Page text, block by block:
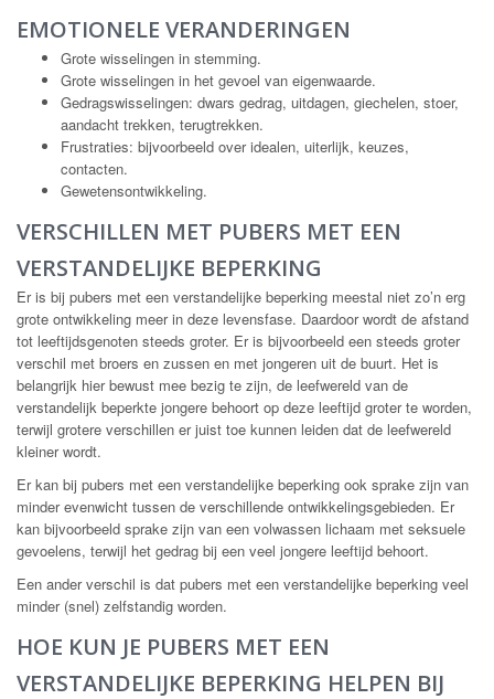
EMOTIONELE VERANDERINGEN
Grote wisselingen in stemming.
Grote wisselingen in het gevoel van eigenwaarde.
Gedragswisselingen: dwars gedrag, uitdagen, giechelen, stoer,
aandacht trekken, terugtrekken.
Frustraties: bijvoorbeeld over idealen, uiterlijk, keuzes,
contacten.
Gewetensontwikkeling.
VERSCHILLEN MET PUBERS MET EEN
VERSTANDELIJKE BEPERKING
Er is bij pubers met een verstandelijke beperking meestal niet zo’n erg
grote ontwikkeling meer in deze levensfase. Daardoor wordt de afstand
tot leeftijdsgenoten steeds groter. Er is bijvoorbeeld een steeds groter
verschil met broers en zussen en met jongeren uit de buurt. Het is
belangrijk hier bewust mee bezig te zijn, de leefwereld van de
verstandelijk beperkte jongere behoort op deze leeftijd groter te worden,
terwijl grotere verschillen er juist toe kunnen leiden dat de leefwereld
kleiner wordt.
Er kan bij pubers met een verstandelijke beperking ook sprake zijn van
minder evenwicht tussen de verschillende ontwikkelingsgebieden. Er
kan bijvoorbeeld sprake zijn van een volwassen lichaam met seksuele
gevoelens, terwijl het gedrag bij een veel jongere leeftijd behoort.
Een ander verschil is dat pubers met een verstandelijke beperking veel
minder (snel) zelfstandig worden.
HOE KUN JE PUBERS MET EEN
VERSTANDELIJKE BEPERKING HELPEN BIJ